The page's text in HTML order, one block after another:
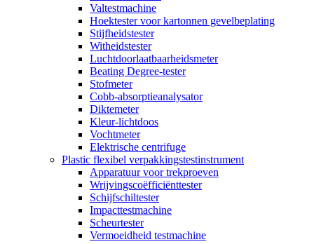
Valtestmachine
Hoektester voor kartonnen gevelbeplating
Stijfheidstester
Witheidstester
Luchtdoorlaatbaarheidsmeter
Beating Degree-tester
Stofmeter
Cobb-absorptieanalysator
Diktemeter
Kleur-lichtdoos
Vochtmeter
Elektrische centrifuge
Plastic flexibel verpakkingstestinstrument
Apparatuur voor trekproeven
Wrijvingscoëfficiënttester
Schijfschiltester
Impacttestmachine
Scheurtester
Vermoeidheid testmachine